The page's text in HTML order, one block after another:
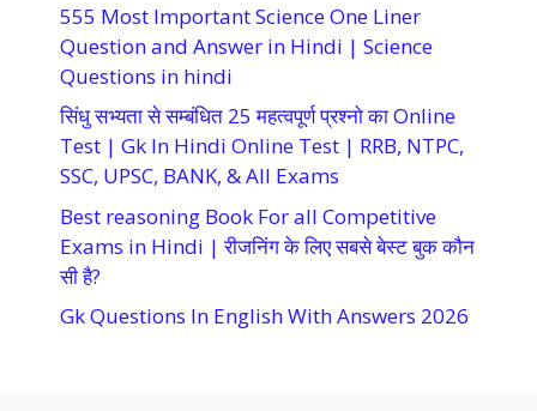
555 Most Important Science One Liner
Question and Answer in Hindi | Science
Questions in hindi
सिंधु सभ्यता से सम्बंधित 25 महत्वपूर्ण प्रश्नो का Online
Test | Gk In Hindi Online Test | RRB, NTPC,
SSC, UPSC, BANK, & All Exams
Best reasoning Book For all Competitive
Exams in Hindi | रीजनिंग के लिए सबसे बेस्ट बुक कौन
सी है?
Gk Questions In English With Answers 2026